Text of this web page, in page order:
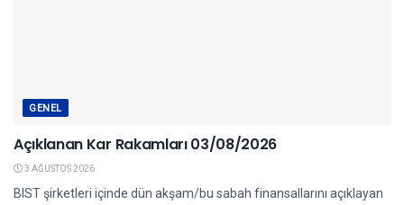
GENEL
Açıklanan Kar Rakamları 03/08/2026
3 AĞUSTOS 2026
BIST şirketleri içinde dün akşam/bu sabah finansallarını açıklayan